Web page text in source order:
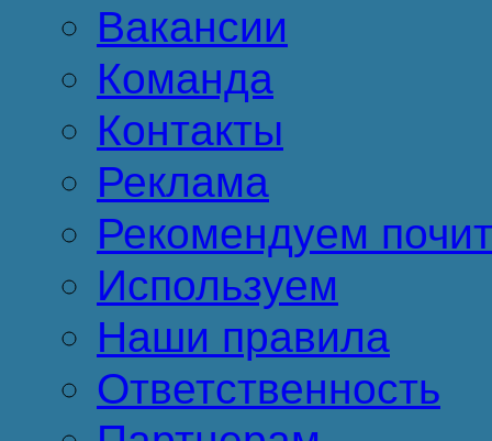
Вакансии
Команда
Контакты
Реклама
Рекомендуем
Используем
Наши правила
Ответственность